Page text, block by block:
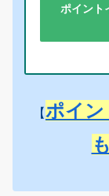
ポイント
【ポイン